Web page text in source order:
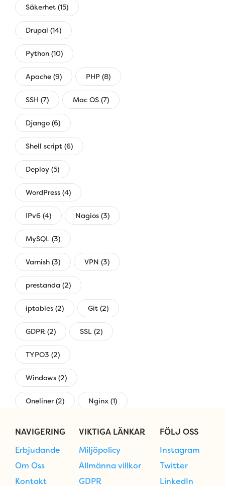
Säkerhet (15)
Drupal (14)
Python (10)
Apache (9) PHP (8)
SSH (7) Mac OS (7)
Django (6)
Shell script (6)
Deploy (5)
WordPress (4)
IPv6 (4) Nagios (3)
MySQL (3)
Varnish (3) VPN (3)
prestanda (2)
iptables (2) Git (2)
GDPR (2) SSL (2)
TYPO3 (2)
Windows (2)
Oneliner (2) Nginx (1)
NAVIGERING
Erbjudande
Om Oss
Kontakt
VIKTIGA LÄNKAR
Miljöpolicy
Allmänna villkor
GDPR
FÖLJ OSS
Instagram
Twitter
LinkedIn